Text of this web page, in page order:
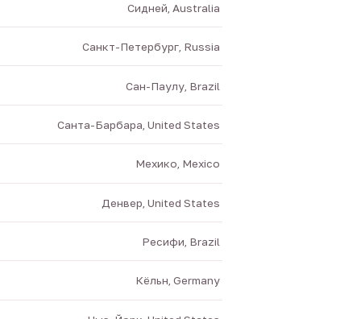
Сидней, Australia
Санкт-Петербург, Russia
Сан-Паулу, Brazil
Санта-Барбара, United States
Мехико, Mexico
Денвер, United States
Ресифи, Brazil
Кёльн, Germany